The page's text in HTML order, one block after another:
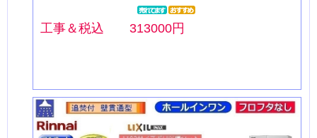
工事＆税込 313000円